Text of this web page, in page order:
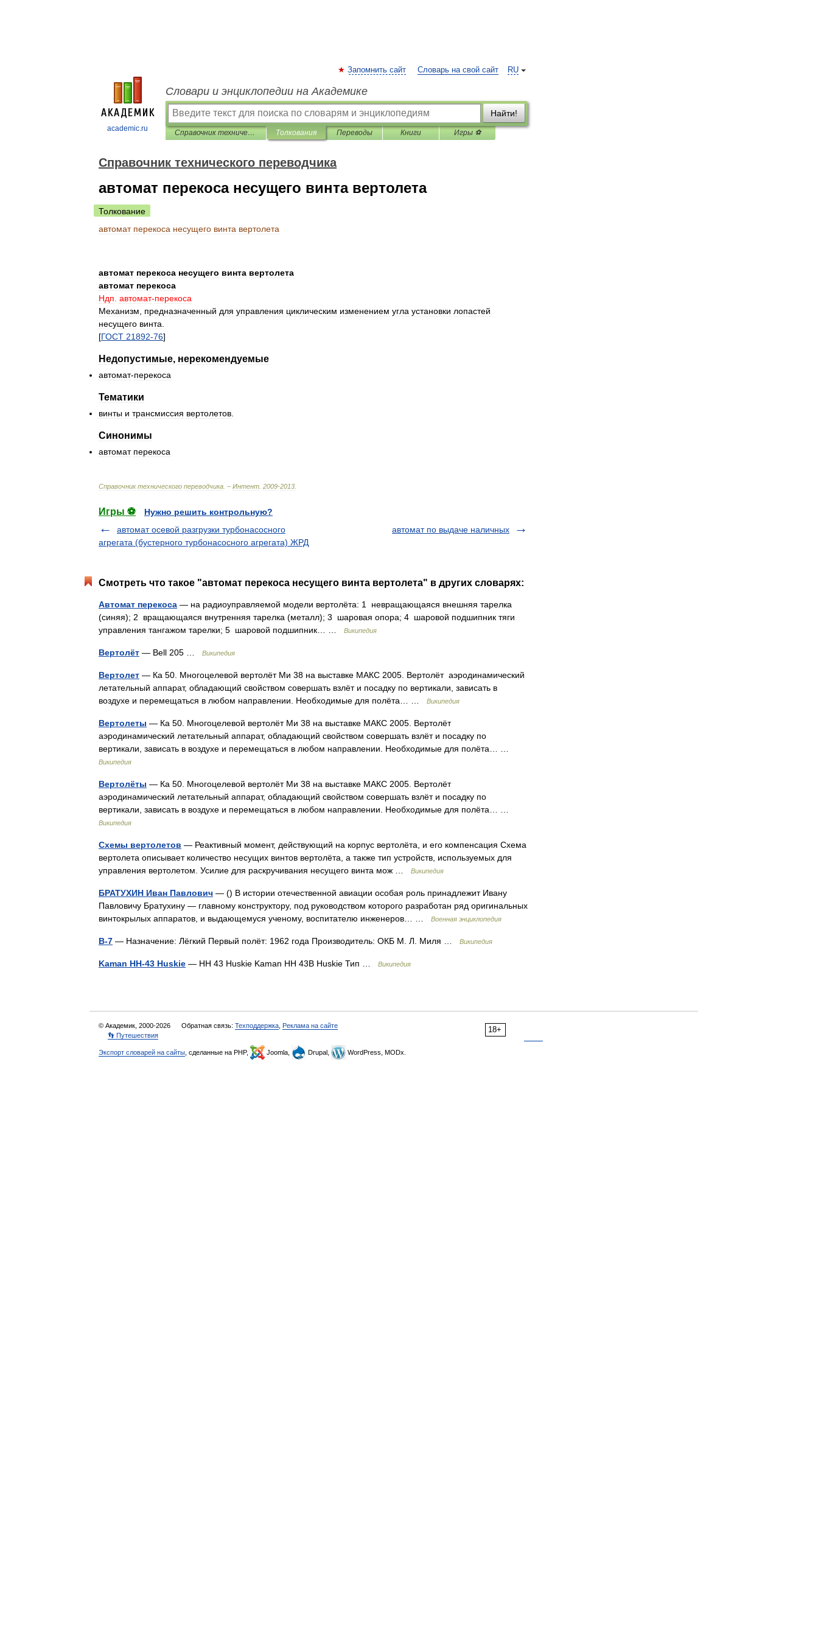
academic.ru
RU
Запомнить сайт Словарь на свой сайт
Словари и энциклопедии на Академике
Найти!
Справочник технического переводчика Толкования Переводы Книги Игры ⚽
Справочник технического переводчика
автомат перекоса несущего винта вертолета
Толкование
автомат перекоса несущего винта вертолета
автомат перекоса несущего винта вертолета
автомат перекоса
Ндп автомат-перекоса
Механизм
предназначенный для управления циклическим изменением угла установки лопастей
несущего винта
[ГОСТ 21892-76]
Недопустимые, нерекомендуемые
автомат-перекоса
Тематики
винты и трансмиссия вертолетов
Синонимы
автомат перекоса
Справочник технического переводчика . – Интент 2009-2013
Игры ⚽
Нужно решить контрольную?
автомат осевой разгрузки турбонасосного
агрегата (бустерного турбонасосного агрегата) ЖРД
автомат по выдаче наличных
Смотреть что такое "автомат перекоса несущего винта вертолета" в других словарях:
Автомат перекоса — на радиоуправляемой модели вертолёта: 1 невращающаяся внешняя тарелка
(синяя); 2 вращающаяся внутренняя тарелка (металл); 3 шаровая опора; 4 шаровой подшипник тяги
управления тангажом тарелки; 5 шаровой подшипник… …
Википедия
Вертолёт — Bell 205 … Википедия
Вертолет — Ка 50. Многоцелевой вертолёт Ми 38 на выставке МАКС 2005. Вертолёт аэродинамический
летательный аппарат, обладающий свойством совершать взлёт и посадку по вертикали, зависать в
воздухе и перемещаться в любом направлении. Необходимые для полёта… …
Википедия
Вертолеты — Ка 50. Многоцелевой вертолёт Ми 38 на выставке МАКС 2005. Вертолёт
аэродинамический летательный аппарат, обладающий свойством совершать взлёт и посадку по
вертикали, зависать в воздухе и перемещаться в любом направлении. Необходимые для полёта… …
Википедия
Вертолёты — Ка 50. Многоцелевой вертолёт Ми 38 на выставке МАКС 2005. Вертолёт
аэродинамический летательный аппарат, обладающий свойством совершать взлёт и посадку по
вертикали, зависать в воздухе и перемещаться в любом направлении. Необходимые для полёта… …
Википедия
Схемы вертолетов — Реактивный момент, действующий на корпус вертолёта, и его компенсация Схема
вертолета описывает количество несущих винтов вертолёта, а также тип устройств, используемых для
управления вертолетом. Усилие для раскручивания несущего винта мож …
Википедия
БРАТУХИН Иван Павлович — () В истории отечественной авиации особая роль принадлежит Ивану
Павловичу Братухину — главному конструктору, под руководством которого разработан ряд оригинальных
винтокрылых аппаратов, и выдающемуся ученому, воспитателю инженеров… …
Военная энциклопедия
В-7 — Назначение: Лёгкий Первый полёт: 1962 года Производитель: ОКБ М. Л. Миля … Википедия
Kaman HH-43 Huskie — HH 43 Huskie Kaman HH 43В Huskie Тип … Википедия
18+
© Академик, 2000-2026 Обратная связь: Техподдержка Реклама на сайте
👣 Путешествия
Экспорт словарей на сайты , сделанные на PHP, Joomla, Drupal, WordPress, MODx.